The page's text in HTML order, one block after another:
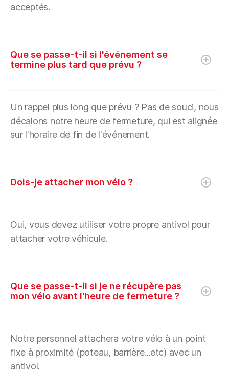
acceptés.
Que se passe-t-il si l'événement se
termine plus tard que prévu ?
Un rappel plus long que prévu ? Pas de souci, nous
décalons notre heure de fermeture, qui est alignée
sur l'horaire de fin de l'événement.
Dois-je attacher mon vélo ?
Oui, vous devez utiliser votre propre antivol pour
attacher votre véhicule.
Que se passe-t-il si je ne récupère pas
mon vélo avant l'heure de fermeture ?
Notre personnel attachera votre vélo à un point
fixe à proximité (poteau, barrière...etc) avec un
antivol.